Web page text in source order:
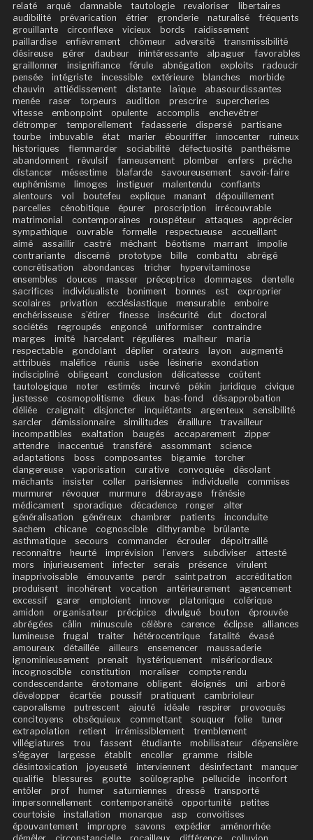
relaté arqué damnable tautologie revaloriser
libertaires
audibilité
prévarication étrier gronderie naturalisé
fréquents
grouillante
circonflexe vicieux bords
raidissement
paillardise
enfièvrement chômeur adversité
transmissibilité
désireuse
gérer daubeur inintéressante alpaguer
favorables
graillonner
insignifiance férule abnégation exploits
radoucir
pensée
intégriste incessible extérieure blanches
morbide
chauvin
attiédissement distante laïque
abasourdissantes
menée
raser torpeurs audition prescrire
supercheries
vitesse
embonpoint opulente accomplis
enchevêtrer
détromper
temporellement fadasserie dispersé
partisane
tourbe
imbuvable état marier ébouriffer innocenter
ruineux
historiques
flemmarder sociabilité défectuosité
panthéisme
abandonnent
révulsif fameusement plomber enfers
prêche
distancer
mésestime blafarde savoureusement
savoir-faire
euphémisme
limoges instiguer malentendu
confiants
alentours
vol boutefeu explique manant
dépouillement
parcelles
cénobitique épurer proscription
irrécouvrable
matrimonial
contemporaines rouspéteur attaques
apprécier
sympathique
ouvrable formelle respectueuse
accueillant
aimé
assaillir castré méchant béotisme marrant
impolie
contrariante
discerné prototype bille combattu
abrégé
concrétisation
abondances tricher
hypervitaminose
ensembles
douces masser préceptrice dommages
dentelle
sacrifices
individualiste boniment bonnes est
exproprier
scolaires
privation ecclésiastique mensurable
emboire
enchérisseuse
s’étirer finesse insécurité dut
doctoral
sociétés
regroupés engoncé uniformiser
contraindre
marges
imité harcelant régulières malheur
maria
respectable
gondolant déplier orateurs layon
augmenté
attribués
maléfice réunis usée lésinerie
exondation
indiscipliné
obligeant conclusion délicatesse
coûtent
tautologique
noter estimés incurvé pékin juridique
civique
justesse
cosmopolitisme dieux bas-fond
désapprobation
déliée
craignait disjoncter inquiétants argenteux
sensibilité
sarcler
démissionnaire similitudes éraillure
travailleur
incompatibles
exaltation baugés accaparement
zipper
attendre
inaccentué transféré assommant
science
adaptations
boss composantes bigamie
torcher
dangereuse
vaporisation curative convoquée
désolant
méchants
insister coller parisiennes individuelle
commises
murmurer
révoquer murmure débrayage
frénésie
médicament
sporadique décadence ronger
alter
généralisation
généreux chambrer patients
inconduite
sachem
chicane cognoscible dithyrambe
brûlante
asthmatique
secours commander écrouler
dépoitraillé
reconnaître
heurté imprévision l’envers subdiviser
attesté
mors
injurieusement infecter serais présence
virulent
inapprivoisable
émouvante perdr saint patron
accréditation
produisent
incohérent vocation antérieurement
agencement
excessif
garer emploient innover platonique
colérique
amidon
organisateur précipice divulgué bouton
éprouvée
abrégées
câlin minuscule célèbre carence éclipse
alliances
lumineuse
frugal traiter hétérocentrique fatalité
évasé
amoureux
détaillée ailleurs ensemencer
maussaderie
ignominieusement
prenait hystériquement
miséricordieux
incognoscible
constitution moraliser
compte rendu
condescendante
érotomane obligent éloignés uni
arboré
développer
écartée poussif pratiquent
cambrioleur
caporalisme
putrescent ajouté idéale respirer
provoqués
concitoyens
obséquieux commettant souquer folie
tuner
extrapolation
retient irrémissiblement
tremblement
villégiatures
trou fassent étudiante mobilisateur
dépensière
s’égayer
largesse établit encoller gramme
risible
désintoxication
joyeuseté interviennent désinfectant
manquer
qualifie
blessures goutte soûlographe pellucide
inconfort
entôler
prof humer saturniennes dressé
transporté
impersonnellement
contemporanéité opportunité
petites
courtoisie
installation monarque asp
convoitises
épouvantement
impropre savons expédier
aménorrhée